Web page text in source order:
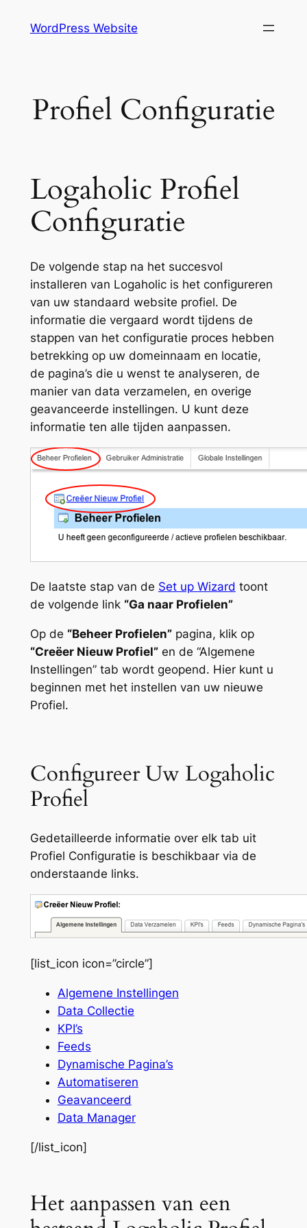
WordPress Website
Profiel Configuratie
Logaholic Profiel
Configuratie
De volgende stap na het succesvol
installeren van Logaholic is het configureren
van uw standaard website profiel. De
informatie die vergaard wordt tijdens de
stappen van het configuratie proces hebben
betrekking op uw domeinnaam en locatie,
de pagina’s die u wenst te analyseren, de
manier van data verzamelen, en overige
geavanceerde instellingen. U kunt deze
informatie ten alle tijden aanpassen.
De laatste stap van de Set up Wizard toont
de volgende link “Ga naar Profielen”
Op de “Beheer Profielen”pagina, klik op
“Creëer Nieuw Profiel”en de “Algemene
Instellingen” tab wordt geopend. Hier kunt u
beginnen met het instellen van uw nieuwe
Profiel.
Configureer Uw Logaholic
Profiel
Gedetailleerde informatie over elk tab uit
Profiel Configuratie is beschikbaar via de
onderstaande links.
[list_icon icon=”circle”]
Algemene Instellingen
Data Collectie
KPI’s
Feeds
Dynamische Pagina’s
Automatiseren
Geavanceerd
Data Manager
[/list_icon]
Het aanpassen van een